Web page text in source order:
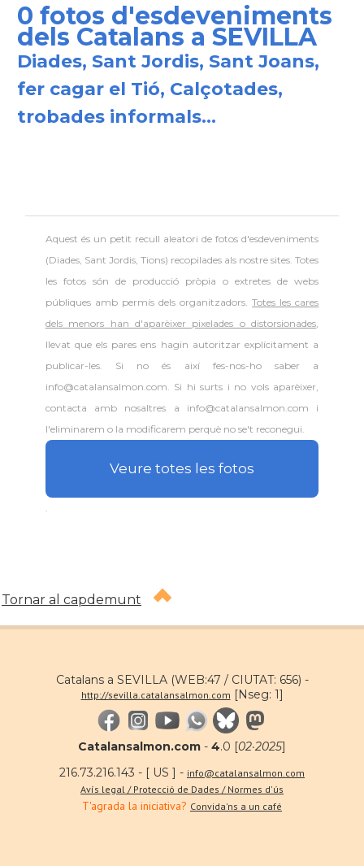
0 fotos d'esdeveniments
dels Catalans a SEVILLA
Diades, Sant Jordis, Sant Joans,
fer cagar el Tió, Calçotades,
trobades informals...
Aquest és un petit recull aleatori defotos d'esdeveniments
(Diades, Sant Jordis, Tions) recopilades als nostre sites. Totes
les fotos són de producció pròpia o extretes de webs
públiques amb permís dels organitzadors.Totes les cares
dels menors han d'aparèixer pixelades o distorsionades,
llevat que els pares ens hagin autoritzar explícitament a
publicar-les. Si no és així fes-nos-ho saber a
info@catalansalmon.com. Si hi surts i no vols aparèixer,
contacta amb nosaltres a info@catalansalmon.com i
l'eliminarem o la modificarem perquè no se't reconegui.
Veure totes les fotos
Tornar al capdemunt
Catalans a SEVILLA (WEB:47 / CIUTAT: 656) -
http://sevilla.catalansalmon.com [Nseg: 1]
Catalansalmon.com - 4.0 [02·2025]
216.73.216.143 - [ US ] - info@catalansalmon.com
Avís legal / Protecció de Dades / Normes d'ús
T'agrada la iniciativa? Convida'ns a un café